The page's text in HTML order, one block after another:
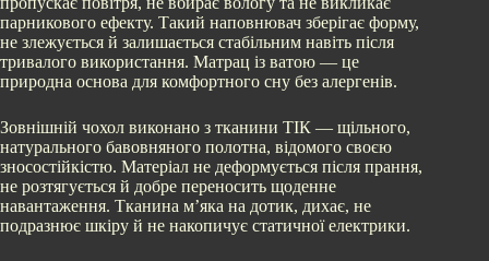
парникового ефекту. Такий наповнювач зберігає форму,
не злежується й залишається стабільним навіть після
тривалого використання. Матрац із ватою — це
природна основа для комфортного сну без алергенів.
Зовнішній чохол виконано з тканини ТІК — щільного,
натурального бавовняного полотна, відомого своєю
зносостійкістю. Матеріал не деформується після прання,
не розтягується й добре переносить щоденне
навантаження. Тканина м’яка на дотик, дихає, не
подразнює шкіру й не накопичує статичної електрики.